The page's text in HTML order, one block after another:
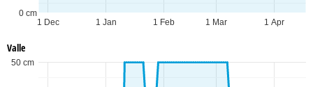
1 Dec 1 Jan 1 Feb 1 Mar 1 Apr
0 cm
Valle
50 cm